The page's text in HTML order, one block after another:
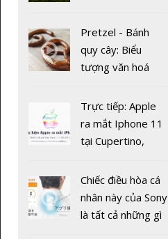
đơn giản để đảm
bảo sức khỏe
ngày Tết
Pretzel - Bánh
quy cây: Biểu
tượng văn hoá
tranh cãi về nguồn
gốc
Trực tiếp: Apple
ra mắt Iphone 11
tại Cupertino,
Chiếc điều hòa cá
nhân này của Sony
là tất cả những gì